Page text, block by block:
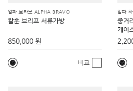
알파 브라보 ALPHA BRAVO
칼훈 브리프 서류가방
850,000 원
비교
알파
중거
케이